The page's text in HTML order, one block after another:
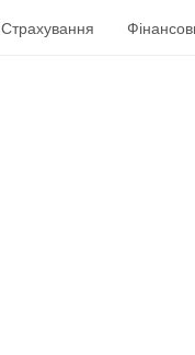
Страхування